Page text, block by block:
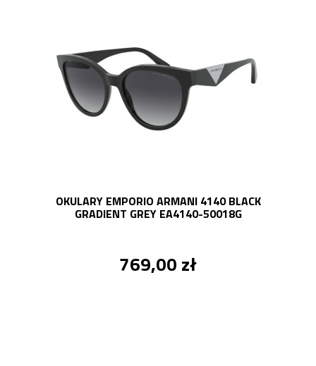
OKULARY EMPORIO ARMANI 4140 BLACK
GRADIENT GREY EA4140-50018G
769,00 zł